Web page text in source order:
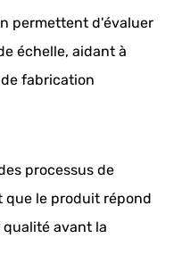
permettent d'évaluer
échelle, aidant à
fabrication
processus de
le produit répond
avant la